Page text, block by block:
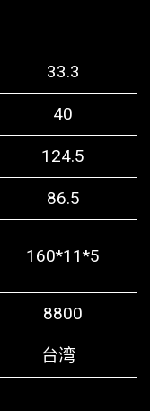
33.3
40
124.5
86.5
160*11*5
8800
台湾